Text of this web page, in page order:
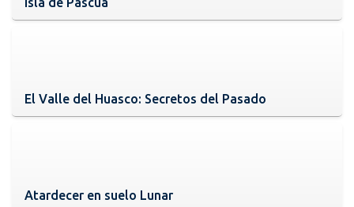
El Valle del Huasco: Secretos del Pasado
Atardecer en suelo Lunar